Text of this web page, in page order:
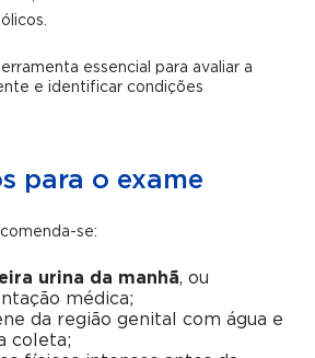
essencial para avaliar a
e identificar condições
para o exame
se:
urina da manhã, ou
médica;
da região genital com água e
coleta;